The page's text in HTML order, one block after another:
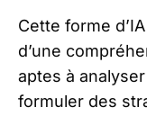
Cette forme
d’une
aptes à
formuler des